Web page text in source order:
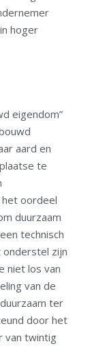
hoger
eigendom”
aard en
te
oordeel
duurzaam
technisch
onderstel zijn
niet los van
van de
ter
door het
van twintig